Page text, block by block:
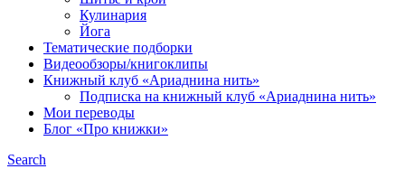
Кулинария
Йога
Тематические подборки
Видеообзоры/книгоклипы
Книжный клуб «Ариаднина нить»
Подписка на книжный клуб «Ариаднина нить»
Мои переводы
Блог «Про книжки»
Search